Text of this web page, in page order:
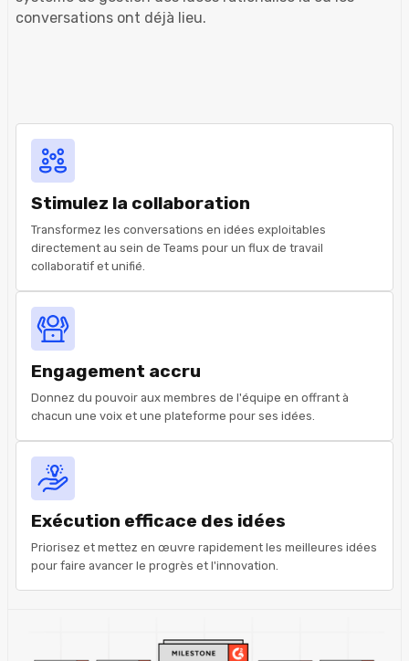
conversations ont déjà lieu.
Stimulez la collaboration
Transformez les conversations en idées exploitables
directement au sein de Teams pour un flux de travail
collaboratif et unifié.
Engagement accru
Donnez du pouvoir aux membres de l'équipe en offrant à
chacun une voix et une plateforme pour ses idées.
Exécution efficace des idées
Priorisez et mettez en œuvre rapidement les meilleures idées
pour faire avancer le progrès et l'innovation.